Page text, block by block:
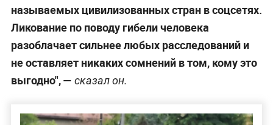
называемых цивилизованных стран в соцсетях.
Ликование по поводу гибели человека
разоблачает сильнее любых расследований и
не оставляет никаких сомнений в том, кому это
выгодно", — сказал он.